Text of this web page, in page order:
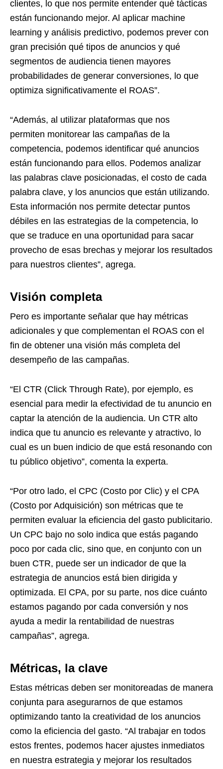
clientes, lo que nos permite entender qué tácticas
están funcionando mejor. Al aplicar machine
learning y análisis predictivo, podemos prever con
gran precisión qué tipos de anuncios y qué
segmentos de audiencia tienen mayores
probabilidades de generar conversiones, lo que
optimiza significativamente el ROAS”.
“Además, al utilizar plataformas que nos
permiten monitorear las campañas de la
competencia, podemos identificar qué anuncios
están funcionando para ellos. Podemos analizar
las palabras clave posicionadas, el costo de cada
palabra clave, y los anuncios que están utilizando.
Esta información nos permite detectar puntos
débiles en las estrategias de la competencia, lo
que se traduce en una oportunidad para sacar
provecho de esas brechas y mejorar los resultados
para nuestros clientes”, agrega.
Visión completa
Pero es importante señalar que hay métricas
adicionales y que complementan el ROAS con el
fin de obtener una visión más completa del
desempeño de las campañas.
“El CTR (Click Through Rate), por ejemplo, es
esencial para medir la efectividad de tu anuncio en
captar la atención de la audiencia. Un CTR alto
indica que tu anuncio es relevante y atractivo, lo
cual es un buen indicio de que está resonando con
tu público objetivo”, comenta la experta.
“Por otro lado, el CPC (Costo por Clic) y el CPA
(Costo por Adquisición) son métricas que te
permiten evaluar la eficiencia del gasto publicitario.
Un CPC bajo no solo indica que estás pagando
poco por cada clic, sino que, en conjunto con un
buen CTR, puede ser un indicador de que la
estrategia de anuncios está bien dirigida y
optimizada. El CPA, por su parte, nos dice cuánto
estamos pagando por cada conversión y nos
ayuda a medir la rentabilidad de nuestras
campañas”, agrega.
Métricas, la clave
Estas métricas deben ser monitoreadas de manera
conjunta para asegurarnos de que estamos
optimizando tanto la creatividad de los anuncios
como la eficiencia del gasto. “Al trabajar en todos
estos frentes, podemos hacer ajustes inmediatos
en nuestra estrategia y mejorar los resultados